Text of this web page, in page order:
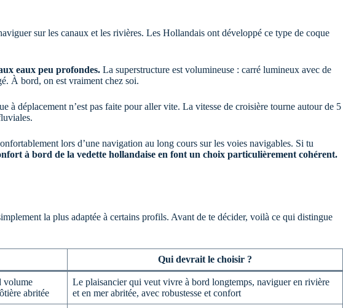
sur les canaux et les rivières. Les Hollandais ont développé ce type de coque
eaux peu profondes. La superstructure est volumineuse : carré lumineux avec de
À bord, on est vraiment chez soi.
à déplacement n’est pas faite pour aller vite. La vitesse de croisière tourne autour de 5
lors d’une navigation au long cours sur les voies navigables. Si tu
à bord de la vedette hollandaise en font un choix particulièrement cohérent.
la plus adaptée à certains profils. Avant de te décider, voilà ce qui distingue
Qui devrait le choisir ?
volume
abritée
Le plaisancier qui veut vivre à bord longtemps, naviguer en rivière
et en mer abritée, avec robustesse et confort